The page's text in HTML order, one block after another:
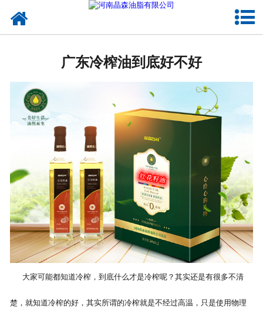
葡萄籽油
成功案例
新闻资讯
走进晶森
公司官网
广东冷榨油到底好不好
大家可能都知道冷榨，到底什么才是冷榨呢？其实还是有很多不清
楚，就知道冷榨的好，其实所谓的冷榨就是不经过高温，只是使用物理